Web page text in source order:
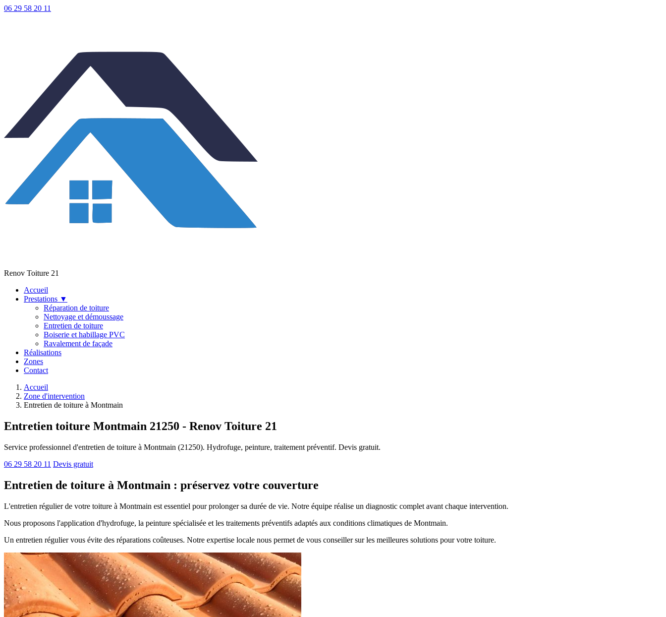
06 29 58 20 11
Renov Toiture 21
Accueil
Prestations ▼
Réparation de toiture
Nettoyage et démoussage
Entretien de toiture
Boiserie et habillage PVC
Ravalement de façade
Réalisations
Zones
Contact
Accueil
Zone d'intervention
Entretien de toiture à Montmain
Entretien toiture Montmain 21250 - Renov Toiture 21
Service professionnel d'entretien de toiture à Montmain (21250). Hydrofuge, peinture, traitement préventif. Devis gratuit.
06 29 58 20 11 Devis gratuit
Entretien de toiture à Montmain : préservez votre couverture
L'entretien régulier de votre toiture à Montmain est essentiel pour prolonger sa durée de vie. Notre équipe réalise un diagnostic complet avant chaque intervention.
Nous proposons l'application d'hydrofuge, la peinture spécialisée et les traitements préventifs adaptés aux conditions climatiques de Montmain.
Un entretien régulier vous évite des réparations coûteuses. Notre expertise locale nous permet de vous conseiller sur les meilleures solutions pour votre toiture.